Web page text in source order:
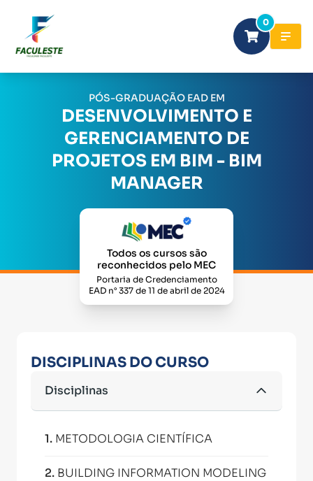
0
PÓS-GRADUAÇÃO EAD EM
DESENVOLVIMENTO E
GERENCIAMENTO DE
PROJETOS EM BIM - BIM
MANAGER
Todos os cursos são
reconhecidos pelo MEC
Portaria de Credenciamento
EAD n° 337 de 11 de abril de 2024
DISCIPLINAS DO CURSO
Disciplinas
1. METODOLOGIA CIENTÍFICA
2. BUILDING INFORMATION MODELING